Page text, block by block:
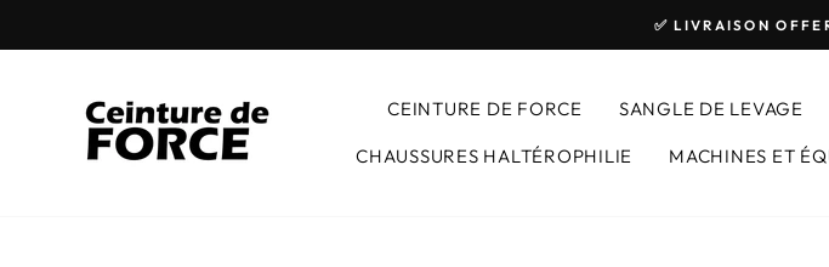
au
✅ LIVRAISON
CEINTURE DE FORCE SANGLE DE LEVAGE
CHAUSSURES HALTÉROPHILIE MACHINES ET